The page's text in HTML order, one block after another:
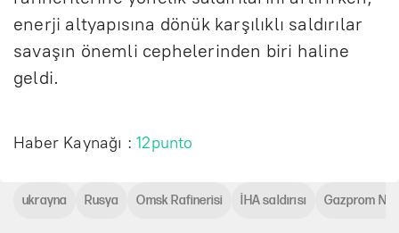
enerji altyapısına dönük karşılıklı saldırılar
savaşın önemli cephelerinden biri haline
geldi.
Haber Kaynağı :12punto
ukrayna Rusya Omsk Rafinerisi İHA saldırısı Gazprom